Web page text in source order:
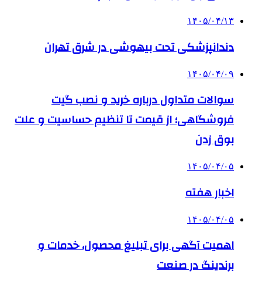
۱۴۰۵/۰۴/۱۳
دندانپزشکی تحت بیهوشی در شرق تهران
۱۴۰۵/۰۴/۰۹
سوالات متداول درباره خرید و نصب گیت
فروشگاهی؛ از قیمت تا تنظیم حساسیت و علت
بوق زدن
۱۴۰۵/۰۴/۰۵
اخبار هفته
۱۴۰۵/۰۴/۰۵
اهمیت آگهی برای تبلیغ محصول، خدمات و
برندینگ در صنعت